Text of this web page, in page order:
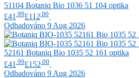
51104 Botaniq Bio 1036 51 104 optika
£41 .99£112 .00
Odhadováno 9 Aug 2026
52161 Botaniq Bio 1035 52 161 optika
£41 .99£152 .00
Odhadováno 9 Aug 2026